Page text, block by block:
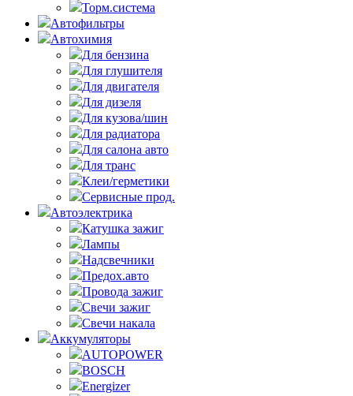
Торм.система
Автофильтры
Автохимия
Для бензина
Для глушителя
Для двигателя
Для дизеля
Для кузова/шин
Для радиатора
Для салона авто
Для транс
Клеи/герметики
Сервисные прод.
Автоэлектрика
Катушка зажиг
Лампы
Надсвечники
Предох.авто
Провода зажиг
Свечи зажиг
Свечи накала
Аккумуляторы
AUTOPOWER
BOSCH
Energizer